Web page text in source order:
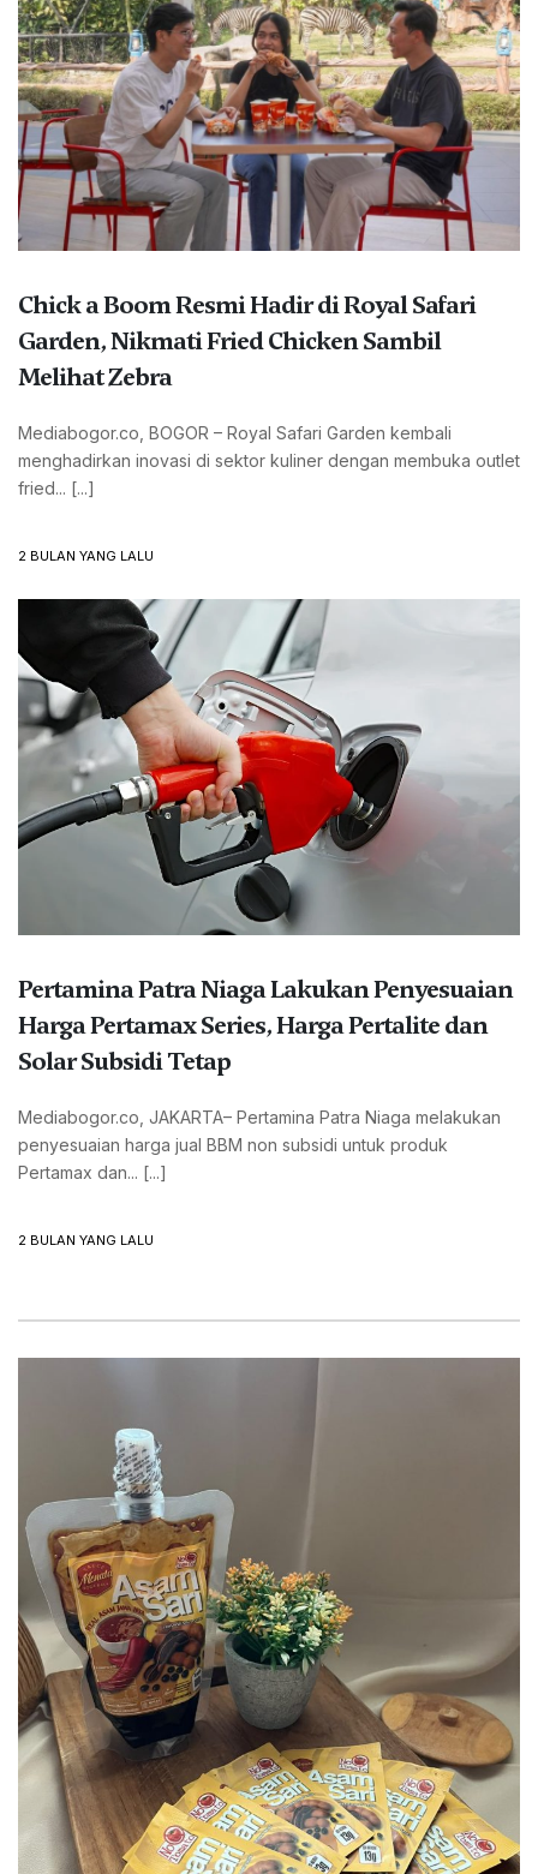
Chick a Boom Resmi Hadir di Royal Safari
Garden, Nikmati Fried Chicken Sambil
Melihat Zebra
Mediabogor.co, BOGOR – Royal Safari Garden kembali
menghadirkan inovasi di sektor kuliner dengan membuka outlet
fried... [...]
2 BULAN YANG LALU
Pertamina Patra Niaga Lakukan Penyesuaian
Harga Pertamax Series, Harga Pertalite dan
Solar Subsidi Tetap
Mediabogor.co, JAKARTA– Pertamina Patra Niaga melakukan
penyesuaian harga jual BBM non subsidi untuk produk
Pertamax dan... [...]
2 BULAN YANG LALU